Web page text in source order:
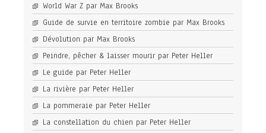
World War Z par Max Brooks
Guide de survie en territoire zombie par Max Brooks
Dévolution par Max Brooks
Peindre, pêcher & laisser mourir par Peter Heller
Le guide par Peter Heller
La rivière par Peter Heller
La pommeraie par Peter Heller
La constellation du chien par Peter Heller